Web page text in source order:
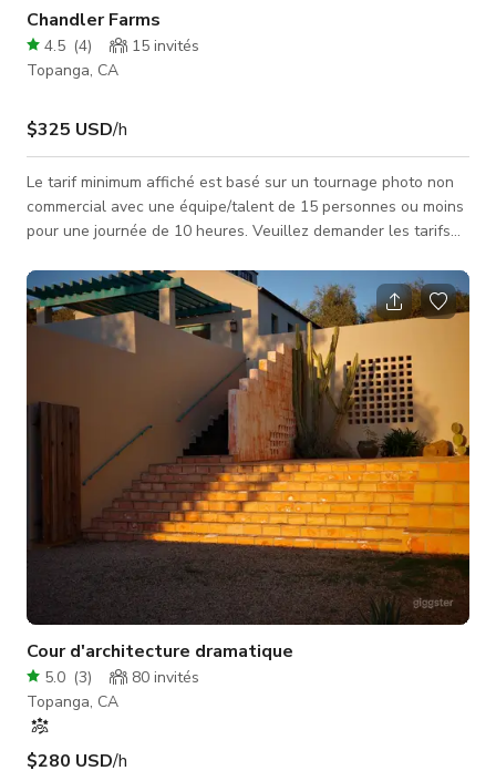
Chandler Farms
4.5 (4) 15 invités
Topanga, CA
$325 USD/h
Le tarif minimum affiché est basé sur un tournage photo non
commercial avec une équipe/talent de 15 personnes ou moins
pour une journée de 10 heures. Veuillez demander les tarifs
détails suivants sur votre projet. Nom du projet : Dates
nécessaires : Objet du tournage : Taille de
l'équipe/talent/invités : Heures nécessaires : Zones
nécessaires : Informations diverses pertinentes pour votre
Cour d'architecture dramatique
5.0 (3) 80 invités
Topanga, CA
$280 USD/h